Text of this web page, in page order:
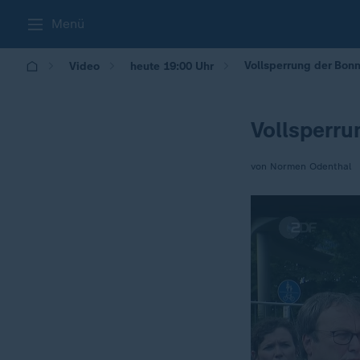
Menü
Video heute 19:00 Uhr Vollsperrung der
von Normen Odenthal